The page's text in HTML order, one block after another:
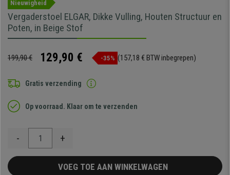
Nieuwigheid
Vergaderstoel ELGAR, Dikke Vulling, Houten Structuur en
Poten, in Beige Stof
199,90 € 129,90 € -35% (157,18 € BTW inbegrepen)
Gratis verzending
Op voorraad. Klaar om te verzenden
- +
VOEG TOE AAN WINKELWAGEN